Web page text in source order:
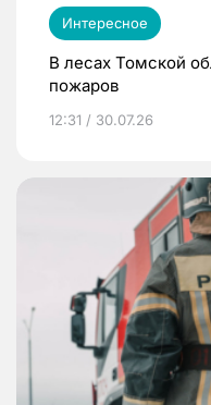
Интересное
В лесах Томской
пожаров
12:31 / 30.07.26